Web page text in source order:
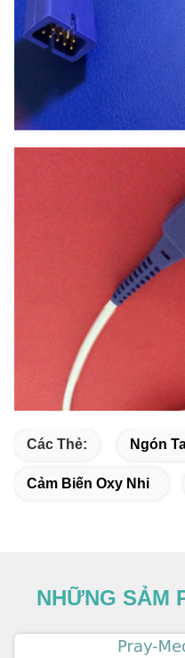
Các Thẻ: Ngón
Cảm Biến Oxy Nhi
NHỮNG SẢM